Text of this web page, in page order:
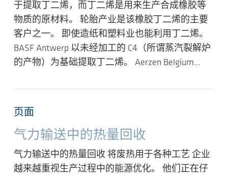
于提取丁二烯，而丁二烯是用来生产合成橡胶等
物质的原材料。 轮胎产业是该橡胶丁二烯的主要
客户之一。 即使造纸和塑料业也能利用丁二烯。
BASF Antwerp 以未经加工的 C4（所谓蒸汽裂解炉
的产物）为基础提取丁二烯。 Aerzen Belgium…
页面
气力输送中的热量回收
气力输送中的热量回收 将废热用于各种工艺 企业
越来越重视生产过程中的能源优化。 他们正在仔